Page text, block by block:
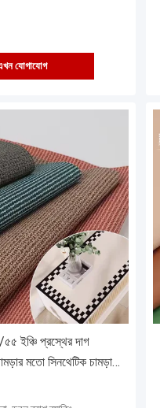
যোগাযোগ
ইঞ্চি প্রস্থের দাগ
মতো সিনথেটিক চামড়ার
আলংকারিক ব্যবহারের জন্য